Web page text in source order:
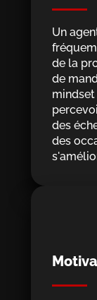
Un
de la
de
des
des